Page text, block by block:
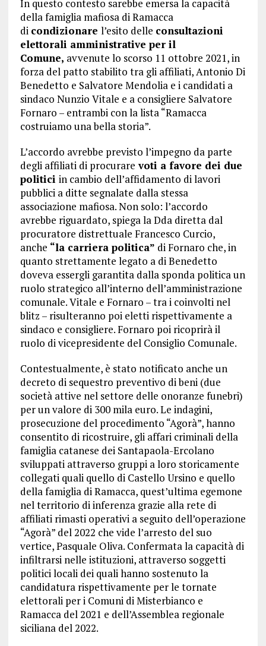
In questo contesto sarebbe emersa la capacità
della famiglia mafiosa di Ramacca
di condizionare l’esito delle consultazioni
elettorali amministrative per il
Comune, avvenute lo scorso 11 ottobre 2021, in
forza del patto stabilito tra gli affiliati, Antonio Di
Benedetto e Salvatore Mendolia e i candidati a
sindaco Nunzio Vitale e a consigliere Salvatore
Fornaro – entrambi con la lista “Ramacca
costruiamo una bella storia”.
L’accordo avrebbe previsto l’impegno da parte
degli affiliati di procurare voti a favore dei due
politici in cambio dell’affidamento di lavori
pubblici a ditte segnalate dalla stessa
associazione mafiosa. Non solo: l’accordo
avrebbe riguardato, spiega la Dda diretta dal
procuratore distrettuale Francesco Curcio,
anche “la carriera politica” di Fornaro che, in
quanto strettamente legato a di Benedetto
doveva essergli garantita dalla sponda politica un
ruolo strategico all’interno dell’amministrazione
comunale. Vitale e Fornaro – tra i coinvolti nel
blitz – risulteranno poi eletti rispettivamente a
sindaco e consigliere. Fornaro poi ricoprirà il
ruolo di vicepresidente del Consiglio Comunale.
Contestualmente, è stato notificato anche un
decreto di sequestro preventivo di beni (due
società attive nel settore delle onoranze funebri)
per un valore di 300 mila euro. Le indagini,
prosecuzione del procedimento “Agorà”, hanno
consentito di ricostruire, gli affari criminali della
famiglia catanese dei Santapaola-Ercolano
sviluppati attraverso gruppi a loro storicamente
collegati quali quello di Castello Ursino e quello
della famiglia di Ramacca, quest’ultima egemone
nel territorio di inferenza grazie alla rete di
affiliati rimasti operativi a seguito dell’operazione
“Agorà” del 2022 che vide l’arresto del suo
vertice, Pasquale Oliva. Confermata la capacità di
infiltrarsi nelle istituzioni, attraverso soggetti
politici locali dei quali hanno sostenuto la
candidatura rispettivamente per le tornate
elettorali per i Comuni di Misterbianco e
Ramacca del 2021 e dell’Assemblea regionale
siciliana del 2022.